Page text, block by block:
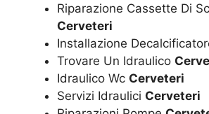
Riparazione Cassette Di
Cerveteri
Installazione
Trovare Un Idraulico
Idraulico Wc Cerveteri
Servizi Idraulici Cerveteri